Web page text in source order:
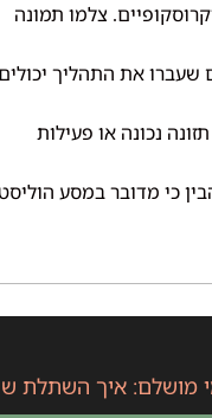
. צלמו תמונה
שעברו את התהליך
נכונה או פעילות
כי מדובר במסע